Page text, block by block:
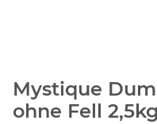
Mystique
ohne Fell 2,5kg